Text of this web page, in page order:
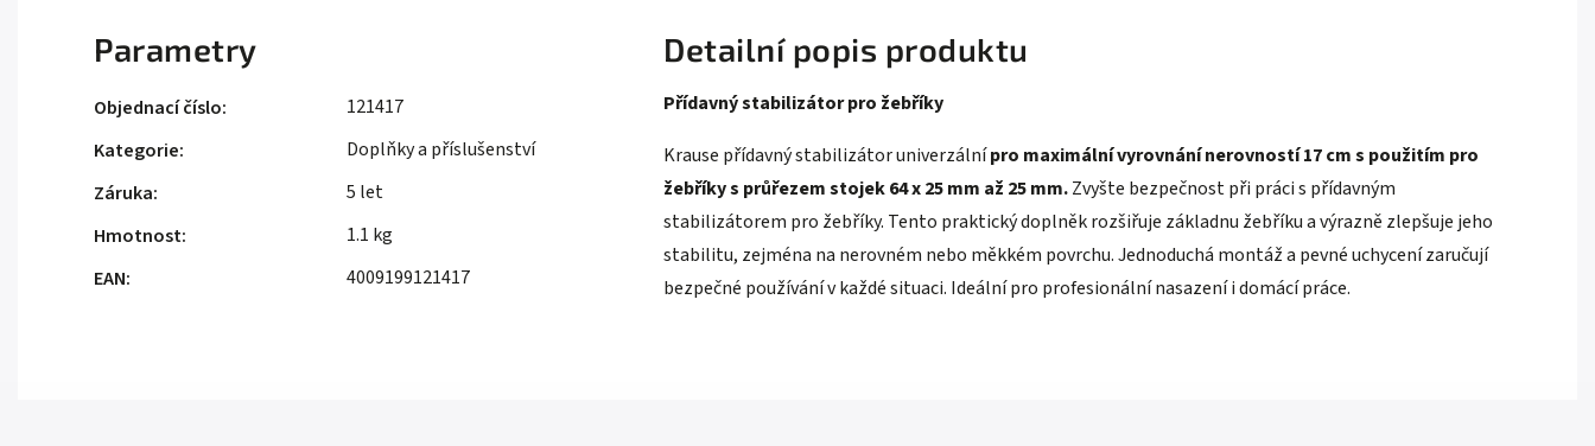
Detailní popis produktu
Přídavný stabilizátor pro žebříky
Krause přídavný stabilizátor univerzálnípro maximální vyrovnání nerovností 17 cm s použitím pro
žebříky s průřezem stojek 64 x 25 mm až 25 mm.Zvyšte bezpečnost při práci s přídavným
stabilizátorem pro žebříky. Tento praktický doplněk rozšiřuje základnu žebříku a výrazně zlepšuje jeho
stabilitu, zejména na nerovném nebo měkkém povrchu. Jednoduchá montáž a pevné uchycení zaručují
bezpečné používání v každé situaci. Ideální pro profesionální nasazení i domácí práce.
Parametry
Objednací číslo:
121417
Kategorie:
Doplňky a příslušenství
Záruka:
5 let
Hmotnost:
1.1 kg
EAN: 4009199121417